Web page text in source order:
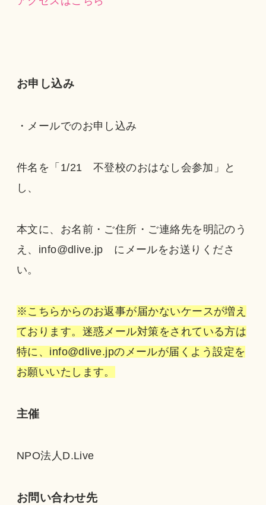
お申し込み
・メールでのお申し込み
件名を「1/21 不登校のおはなし会参加」と
し、
本文に、お名前・ご住所・ご連絡先を明記のう
え、info@dlive.jp にメールをお送りくださ
い。
※こちらからのお返事が届かないケースが増え
ております。迷惑メール対策をされている方は
特に、info@dlive.jpのメールが届くよう設定を
お願いいたします。
主催
NPO法人D.Live
お問い合わせ先